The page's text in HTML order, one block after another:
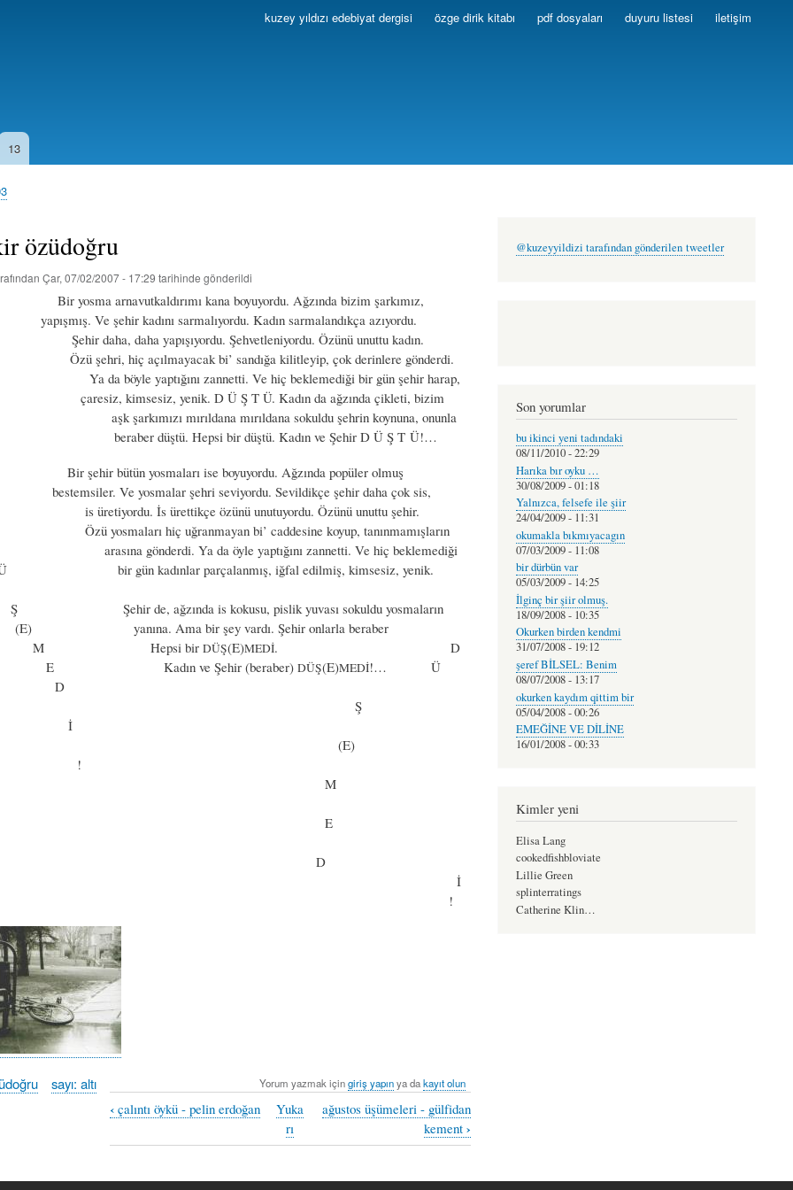
kuzey yıldızı edebiyat dergisi özge dirik kitabı pdf dosyaları duyuru listesi iletişim
13
özüdoğru
Çar, 07/02/2007 - 17:29 tarihinde gönderildi
arnavutkaldırımı kana boyuyordu. Ağzında bizim şarkımız,
Ve şehir kadını sarmalıyordu. Kadın sarmalandıkça azıyordu.
daha yapışıyordu. Şehvetleniyordu. Özünü unuttu kadın.
hiç açılmayacak bi’ sandığa kilitleyip, çok derinlere gönderdi.
yaptığını zannetti. Ve hiç beklemediği bir gün şehir harap,
kimsesiz, yenik. D Ü Ş T Ü. Kadın da ağzında çikleti, bizim
mırıldana mırıldana sokuldu şehrin koynuna, onunla
düştü. Hepsi bir düştü. Kadın ve Şehir D Ü Ş T Ü!…
bütün yosmaları ise boyuyordu. Ağzında popüler olmuş
Ve yosmalar şehri seviyordu. Sevildikçe şehir daha çok sis,
İs ürettikçe özünü unutuyordu. Özünü unuttu şehir.
hiç uğranmayan bi’ caddesine koyup, tanınmamışların
gönderdi. Ya da öyle yaptığını zannetti. Ve hiç beklemediği
kadınlar parçalanmış, iğfal edilmiş, kimsesiz, yenik.
ağzında is kokusu, pislik yuvası sokuldu yosmaların
Ama bir şey vardı. Şehir onlarla beraber
bir DÜŞ(E)MEDİ. D
ve Şehir (beraber) DÜŞ(E)MEDİ!… Ü
sayı: altı Yorum yazmak içingiriş yapınya dakayıt olun
‹ çalıntı öykü - pelin erdoğan
Yuka
rı
ağustos üşümeleri - gülfidan
kement ›
@kuzeyyildizi tarafından gönderilen tweetler
Son yorumlar
bu ikinci yeni tadındaki
08/11/2010 - 22:29
Harıka bır oyku …
30/08/2009 - 01:18
Yalnızca, felsefe ile şiir
24/04/2009 - 11:31
okumakla bıkmıyacagın
07/03/2009 - 11:08
bir dürbün var
05/03/2009 - 14:25
İlginç bir şiir olmuş.
18/09/2008 - 10:35
Okurken birden kendmi
31/07/2008 - 19:12
şeref BİLSEL: Benim
08/07/2008 - 13:17
okurken kaydım qittim bir
05/04/2008 - 00:26
EMEĞİNE VE DİLİNE
16/01/2008 - 00:33
Kimler yeni
Elisa Lang
cookedfishbloviate
Lillie Green
splinterratings
Catherine Klin…